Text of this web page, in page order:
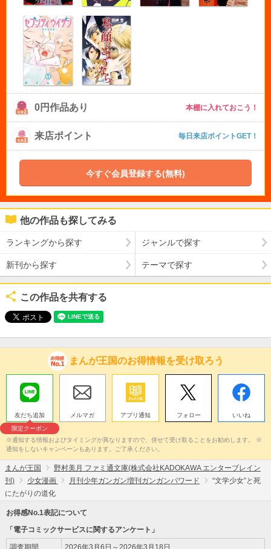
0円作品あり 本棚に入れておこう！
来店ポイント 毎日来店ポイントGET！
今すぐ会員登録する(無料)
他の作品も探してみる
ランキングから探す ジャンルで探す
新刊から探す テーマで探す
この作品を共有する
まんが王国のお得情報を受け取ろう
友だち追加
限定クーポン
メルマガ アプリ通知 フォロー いいね
※通知する情報およびタイミングが異なりますので、併せて受け取ることをお勧めします。 ※
通知をしないキャンペーンもあります。ご了承ください。
まんが王国
野村美月 ファミ通文庫(株式会社KADOKAWA エンターブレイン
刊)
少女漫画 月刊少年ガンガン増刊ガンガンパワード
“文学少女”と死
にたがりの道化
お得感No.1表記について
「電子コミックサービスに関するアンケート」